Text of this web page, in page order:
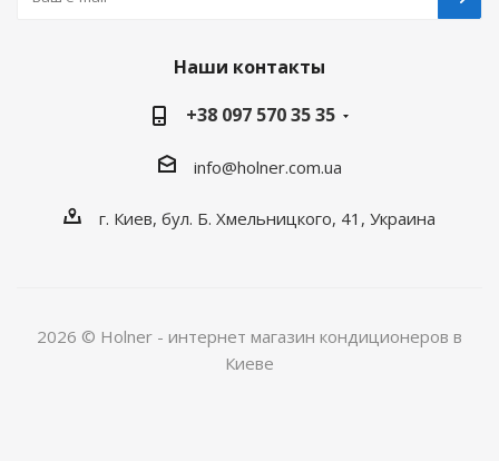
Наши контакты
+38 097 570 35 35
info@holner.com.ua
г. Киев, бул. Б. Хмельницкого, 41, Украина
2026 © Holner - интернет магазин кондиционеров в
Киеве